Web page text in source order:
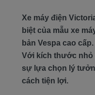
Xe máy điện
biệt của mẫu xe
bản Vespa cao
Với kích thước nhỏ
sự lựa chọn lý
cách tiện lợi.